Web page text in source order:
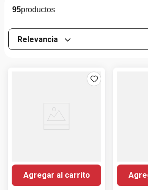
95
Relevancia
Agregar al carrito